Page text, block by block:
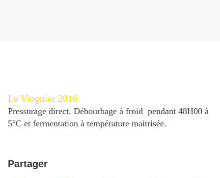
Le Viognier 2016
Pressurage direct. Débourbage à froid pendant 48H00 à
5°C et fermentation à température maitrisée.
Partager